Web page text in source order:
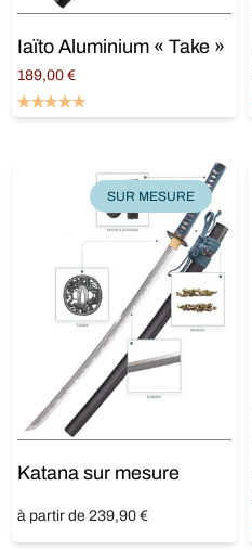
Iaïto Aluminium « Take »
189,00 €
Ajouter au panier
SUR MESURE
Katana sur mesure
à partir de 239,90 €
Ajouter au panier